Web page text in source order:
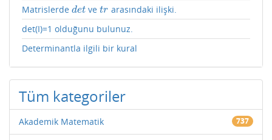
Matrislerde det
det vetr
tr arasındaki ilişki.
det(I)=1 olduğunu bulunuz.
Determinantla ilgili bir kural
Tüm kategoriler
Akademik Matematik 737